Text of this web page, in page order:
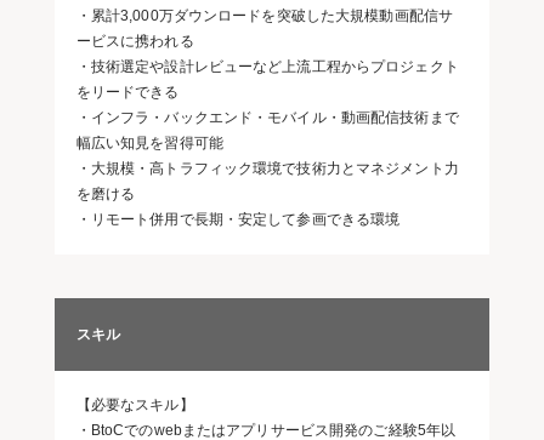
・累計3,000万ダウンロードを突破した大規模動画配信サ
ービスに携われる
・技術選定や設計レビューなど上流工程からプロジェクト
をリードできる
・インフラ・バックエンド・モバイル・動画配信技術まで
幅広い知見を習得可能
・大規模・高トラフィック環境で技術力とマネジメント力
を磨ける
・リモート併用で長期・安定して参画できる環境
スキル
【必要なスキル】
・BtoCでのwebまたはアプリサービス開発のご経験5年以